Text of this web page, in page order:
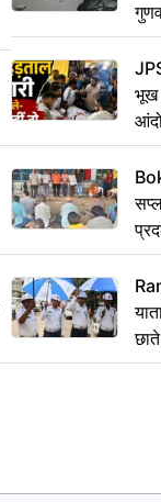
भूख
छाते